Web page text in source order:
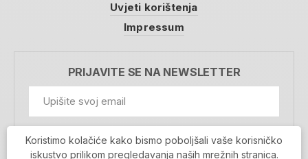
Uvjeti korištenja
Impressum
PRIJAVITE SE NA NEWSLETTER
Prihvaćam da se moji podaci spremaju u bazu
Koristimo kolačiće kako bismo poboljšali vaše korisničko
iskustvo prilikom pregledavanja naših mrežnih stranica.